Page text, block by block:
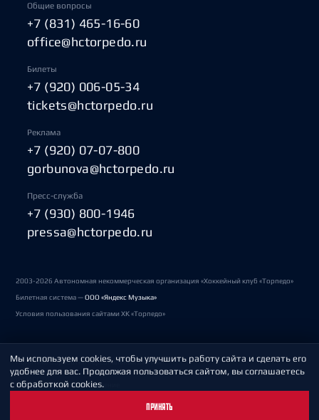
Общие вопросы
+7 (831) 465-16-60
office@hctorpedo.ru
Билеты
+7 (920) 006-05-34
tickets@hctorpedo.ru
Реклама
+7 (920) 07-07-800
gorbunova@hctorpedo.ru
Пресс-служба
+7 (930) 800-1946
pressa@hctorpedo.ru
2003-2026 Автономная некоммерческая организация «Хоккейный клуб «Торпедо»
Билетная система —ООО «Яндекс Музыка»
Условия пользования сайтами ХК «Торпедо»
Политика обработки персональных данных
Пользовательское соглашение
Мы используем cookies, чтобы улучшить работу сайта и сделать его
удобнее для вас. Продолжая пользоваться сайтом, вы соглашаетесь
с обработкой cookies.
ПРИНЯТЬ